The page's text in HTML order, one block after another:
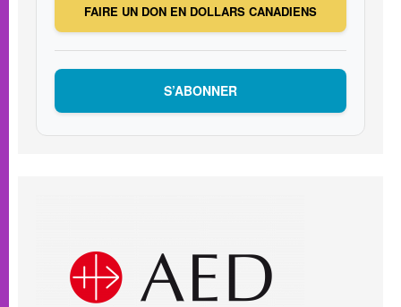
FAIRE UN DON EN DOLLARS CANADIENS
S’ABONNER